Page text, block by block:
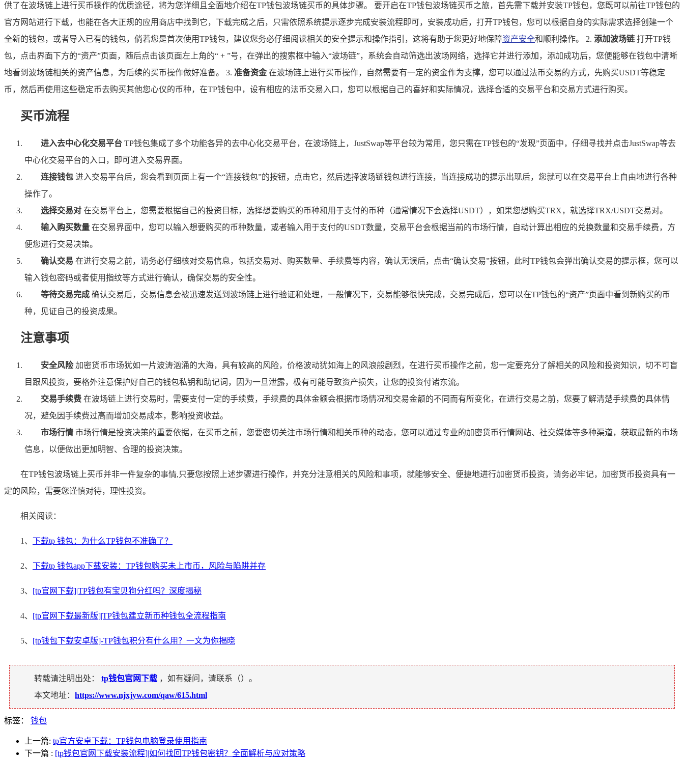
供了在波场链上进行买币操作的优质途径，将为您详细且全面地介绍在TP钱包波场链买币的具体步骤。 要开启在TP钱包波场链买币之旅，首先需下载并安装TP钱包，您既可以前往TP钱包的
官方网站进行下载，也能在各大正规的应用商店中找到它，下载完成之后，只需依照系统提示逐步完成安装流程即可，安装成功后，打开TP钱包，您可以根据自身的实际需求选择创建一个
全新的钱包，或者导入已有的钱包，倘若您是首次使用TP钱包，建议您务必仔细阅读相关的安全提示和操作指引，这将有助于您更好地保障资产安全和顺利操作。 2. 添加波场链 打开TP钱
包，点击界面下方的“资产”页面，随后点击该页面左上角的“ + ”号，在弹出的搜索框中输入“波场链”，系统会自动筛选出波场网络，选择它并进行添加，添加成功后，您便能够在钱包中清晰
地看到波场链相关的资产信息，为后续的买币操作做好准备。 3. 准备资金 在波场链上进行买币操作，自然需要有一定的资金作为支撑，您可以通过法币交易的方式，先购买USDT等稳定
币，然后再使用这些稳定币去购买其他您心仪的币种，在TP钱包中，设有相应的法币交易入口，您可以根据自己的喜好和实际情况，选择合适的交易平台和交易方式进行购买。
买币流程
进入去中心化交易平台 TP钱包集成了多个功能各异的去中心化交易平台，在波场链上，JustSwap等平台较为常用，您只需在TP钱包的“发现”页面中，仔细寻找并点击JustSwap等去
中心化交易平台的入口，即可进入交易界面。
连接钱包 进入交易平台后，您会看到页面上有一个“连接钱包”的按钮，点击它，然后选择波场链钱包进行连接，当连接成功的提示出现后，您就可以在交易平台上自由地进行各种
操作了。
选择交易对 在交易平台上，您需要根据自己的投资目标，选择想要购买的币种和用于支付的币种（通常情况下会选择USDT），如果您想购买TRX，就选择TRX/USDT交易对。
输入购买数量 在交易界面中，您可以输入想要购买的币种数量，或者输入用于支付的USDT数量，交易平台会根据当前的市场行情，自动计算出相应的兑换数量和交易手续费，方
便您进行交易决策。
确认交易 在进行交易之前，请务必仔细核对交易信息，包括交易对、购买数量、手续费等内容，确认无误后，点击“确认交易”按钮，此时TP钱包会弹出确认交易的提示框，您可以
输入钱包密码或者使用指纹等方式进行确认，确保交易的安全性。
等待交易完成 确认交易后，交易信息会被迅速发送到波场链上进行验证和处理，一般情况下，交易能够很快完成，交易完成后，您可以在TP钱包的“资产”页面中看到新购买的币
种，见证自己的投资成果。
注意事项
安全风险加密货币市场犹如一片波涛汹涌的大海，具有较高的风险，价格波动犹如海上的风浪般剧烈，在进行买币操作之前，您一定要充分了解相关的风险和投资知识，切不可盲
目跟风投资，要格外注意保护好自己的钱包私钥和助记词，因为一旦泄露，极有可能导致资产损失，让您的投资付诸东流。
交易手续费 在波场链上进行交易时，需要支付一定的手续费，手续费的具体金额会根据市场情况和交易金额的不同而有所变化，在进行交易之前，您要了解清楚手续费的具体情
况，避免因手续费过高而增加交易成本，影响投资收益。
市场行情 市场行情是投资决策的重要依据，在买币之前，您要密切关注市场行情和相关币种的动态，您可以通过专业的加密货币行情网站、社交媒体等多种渠道，获取最新的市场
信息，以便做出更加明智、合理的投资决策。
在TP钱包波场链上买币并非一件复杂的事情,只要您按照上述步骤进行操作，并充分注意相关的风险和事项，就能够安全、便捷地进行加密货币投资，请务必牢记，加密货币投资具有一
定的风险，需要您谨慎对待，理性投资。
相关阅读：
1、 下载tp 钱包：为什么TP钱包不准确了？
2、 下载tp 钱包app下载安装：TP钱包购买未上市币，风险与陷阱并存
3、 [tp官网下载]|TP钱包有宝贝狗分红吗？深度揭秘
4、 [tp官网下载最新版]|TP钱包建立新币种钱包全流程指南
5、 [tp钱包下载安卓版]-TP钱包积分有什么用？一文为你揭晓
转载请注明出处： tp钱包官网下载 ，如有疑问，请联系（）。
本文地址： https://www.njxjyw.com/qaw/615.html
标签： 钱包
上一篇: tp官方安卓下载：TP钱包电脑登录使用指南
下一篇 : [tp钱包官网下载安装流程]|如何找回TP钱包密钥？全面解析与应对策略